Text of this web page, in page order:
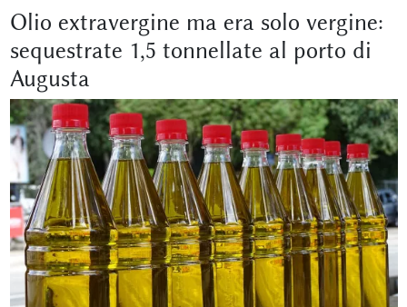
Olio extravergine ma era solo vergine:
sequestrate 1,5 tonnellate al porto di
Augusta